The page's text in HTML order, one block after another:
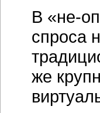
В «не-
спроса
же